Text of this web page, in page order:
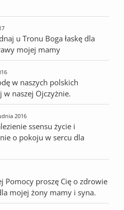
u Tronu Boga łaskę dla
mojej mamy
w naszych polskich
naszej Ojczyżnie.
2016
ssensu życie i
o pokoju w sercu dla
Pomocy proszę Cię o zdrowie
mojej żony mamy i syna.